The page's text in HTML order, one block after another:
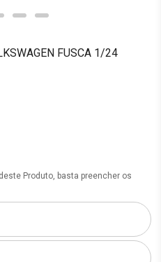
FUSCA 1/24
Produto, basta preencher os